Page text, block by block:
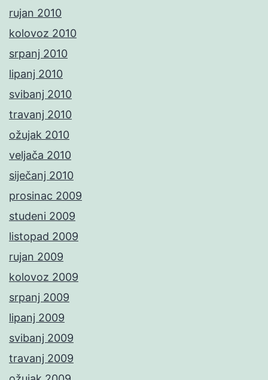
rujan 2010
kolovoz 2010
srpanj 2010
lipanj 2010
svibanj 2010
travanj 2010
ožujak 2010
veljača 2010
siječanj 2010
prosinac 2009
studeni 2009
listopad 2009
rujan 2009
kolovoz 2009
srpanj 2009
lipanj 2009
svibanj 2009
travanj 2009